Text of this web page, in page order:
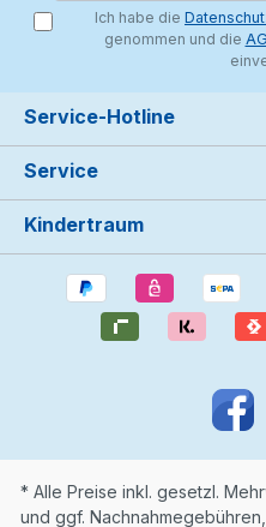
Ich habe die
genommen und die
Service-Hotline
Service
Kindertraum
* Alle Preise inkl. gesetzl.
und ggf.